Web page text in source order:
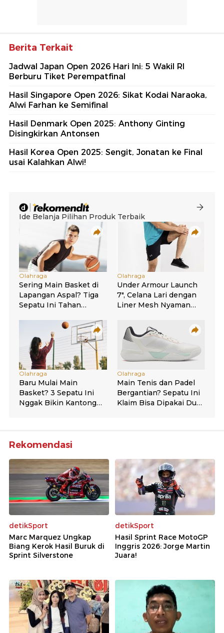
Berita Terkait
Jadwal Japan Open 2026 Hari Ini: 5 Wakil RI
Berburu Tiket Perempatfinal
Hasil Singapore Open 2026: Sikat Kodai Naraoka,
Alwi Farhan ke Semifinal
Hasil Denmark Open 2025: Anthony Ginting
Disingkirkan Antonsen
Hasil Korea Open 2025: Sengit, Jonatan ke Final
usai Kalahkan Alwi!
Rekomendasi
detikSport
Marc Marquez Ungkap
Biang Kerok Hasil Buruk di
Sprint Silverstone
detikSport
Hasil Sprint Race MotoGP
Inggris 2026: Jorge Martin
Juara!